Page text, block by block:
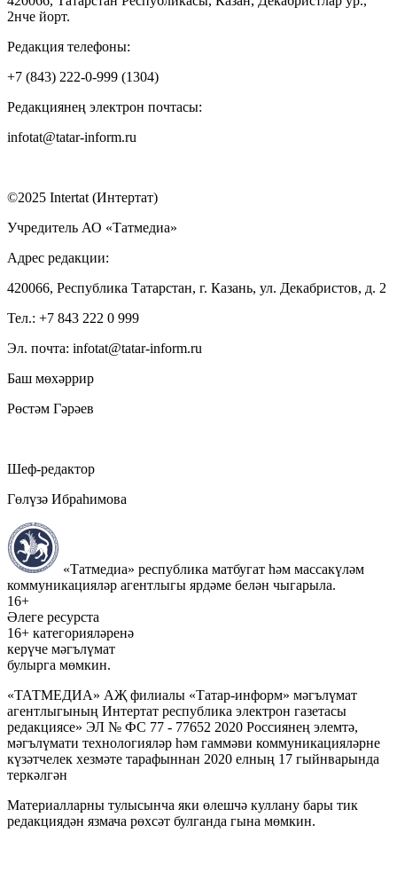
2нче йорт.
Редакция телефоны:
+7 (843) 222-0-999 (1304)
Редакциянең электрон почтасы:
infotat@tatar-inform.ru
©2025 Intertat (Интертат)
Учредитель АО «Татмедиа»
Адрес редакции:
420066, Республика Татарстан, г. Казань, ул. Декабристов, д. 2
Тел.: +7 843 222 0 999
Эл. почта: infotat@tatar-inform.ru
Баш мөхәррир
Рөстәм Гәрәев
Шеф-редактор
Гөлүзә Ибраһимова
«Татмедиа» республика матбугат һәм массакүләм
коммуникацияләр агентлыгы ярдәме белән чыгарыла.
16+
Әлеге ресурста
16+ категорияләренә
керүче мәгълүмат
булырга мөмкин.
«ТАТМЕДИА» АҖ филиалы «Татар-информ» мәгълүмат
агентлыгының Интертат республика электрон газетасы
редакциясе» ЭЛ № ФС 77 - 77652 2020 Россиянең элемтә,
мәгълүмати технологияләр һәм гаммәви коммуникацияләрне
күзәтчелек хезмәте тарафыннан 2020 елның 17 гыйнварында
теркәлгән
Материалларны тулысынча яки өлешчә куллану бары тик
редакциядән язмача рөхсәт булганда гына мөмкин.